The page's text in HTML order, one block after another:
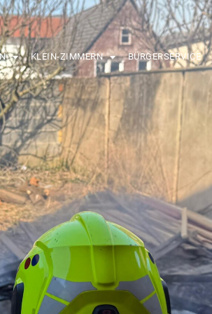
KLEIN-ZIMMERN BÜRGERSERVICE